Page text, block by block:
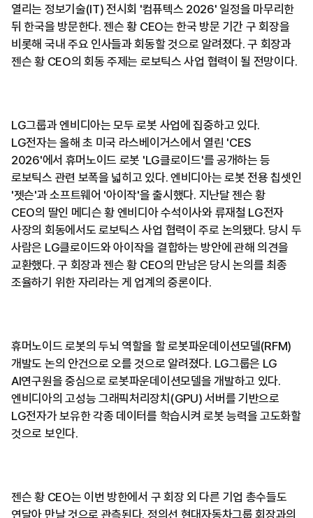
열리는 정보기술(IT) 전시회 '컴퓨텍스 2026' 일정을 마무리한
뒤 한국을 방문한다. 젠슨 황 CEO는 한국 방문 기간 구 회장을
비롯해 국내 주요 인사들과 회동할 것으로 알려졌다. 구 회장과
젠슨 황 CEO의 회동 주제는 로보틱스 사업 협력이 될 전망이다.
LG그룹과 엔비디아는 모두 로봇 사업에 집중하고 있다.
LG전자는 올해 초 미국 라스베이거스에서 열린 'CES
2026'에서 휴머노이드 로봇 'LG클로이드'를 공개하는 등
로보틱스 관련 보폭을 넓히고 있다. 엔비디아는 로봇 전용 칩셋인
'젯슨'과 소프트웨어 '아이작'을 출시했다. 지난달 젠슨 황
CEO의 딸인 메디슨 황 엔비디아 수석이사와 류재철 LG전자
사장의 회동에서도 로보틱스 사업 협력이 주로 논의됐다. 당시 두
사람은 LG클로이드와 아이작을 결합하는 방안에 관해 의견을
교환했다. 구 회장과 젠슨 황 CEO의 만남은 당시 논의를 최종
조율하기 위한 자리라는 게 업계의 중론이다.
휴머노이드 로봇의 두뇌 역할을 할 로봇파운데이션모델(RFM)
개발도 논의 안건으로 오를 것으로 알려졌다. LG그룹은 LG
AI연구원을 중심으로 로봇파운데이션모델을 개발하고 있다.
엔비디아의 고성능 그래픽처리장치(GPU) 서버를 기반으로
LG전자가 보유한 각종 데이터를 학습시켜 로봇 능력을 고도화할
것으로 보인다.
젠슨 황 CEO는 이번 방한에서 구 회장 외 다른 기업 총수들도
연달아 만날 것으로 관측된다. 정의선 현대자동차그룹 회장과의